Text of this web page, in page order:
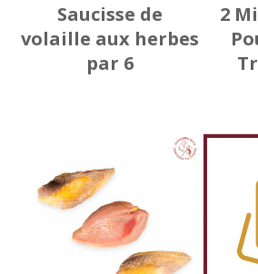
Saucisse de
volaille aux herbes
par 6
2